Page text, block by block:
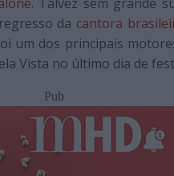
da cantora
um dos principais
Vista no último dia de
Pub